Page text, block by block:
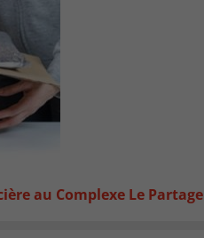
au Complexe Le Partage